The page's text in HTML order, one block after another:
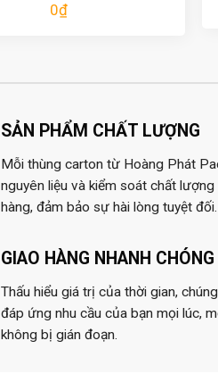
Được xếp
0₫
SẢN PHẨM CHẤT LƯỢNG
Mỗi thùng carton từ Hoàng Phát
nguyên liệu và kiểm soát chất
hàng, đảm bảo sự hài lòng tuyệt đối.
GIAO HÀNG NHANH CHÓNG
Thấu hiểu giá trị của thời gian,
đáp ứng nhu cầu của bạn mọi lúc,
không bị gián đoạn.